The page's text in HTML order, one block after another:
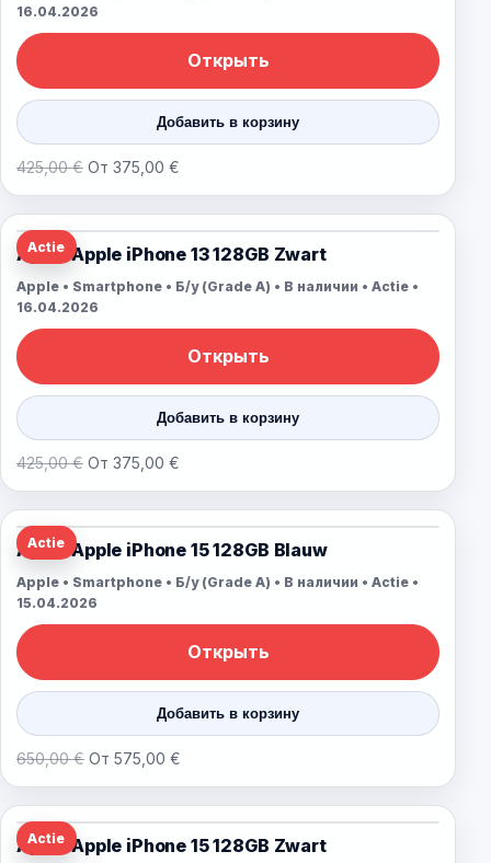
16.04.2026
Открыть
Добавить в корзину
425,00 € От 375,00 €
Actie
Apple Apple iPhone 13 128GB Zwart
Apple • Smartphone • Б/у (Grade A) • В наличии • Actie •
16.04.2026
Открыть
Добавить в корзину
425,00 € От 375,00 €
Actie
Apple Apple iPhone 15 128GB Blauw
Apple • Smartphone • Б/у (Grade A) • В наличии • Actie •
15.04.2026
Открыть
Добавить в корзину
650,00 € От 575,00 €
Actie
Apple Apple iPhone 15 128GB Zwart